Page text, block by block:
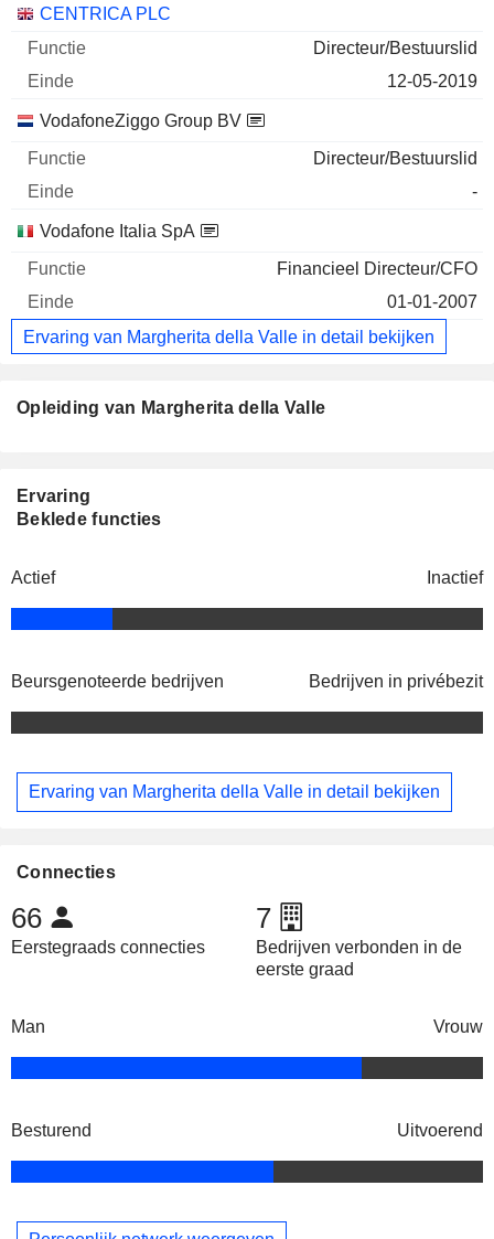
CENTRICA PLC
Directeur/Bestuurslid
12-05-2019
VodafoneZiggo Group BV
Directeur/Bestuurslid
-
Vodafone Italia SpA
Financieel Directeur/CFO
01-01-2007
Ervaring van Margherita della Valle in detail bekijken
Opleiding van Margherita della Valle
Ervaring
Beklede functies
Actief Inactief
Beursgenoteerde bedrijven Bedrijven in privébezit
Ervaring van Margherita della Valle in detail bekijken
Connecties
66
Eerstegraads connecties
7
Bedrijven verbonden in de
eerste graad
Man Vrouw
Besturend Uitvoerend